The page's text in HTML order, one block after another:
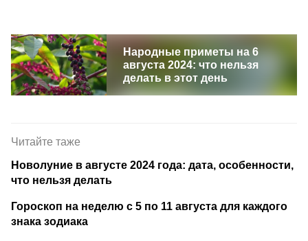
Народные приметы на 6
августа 2024: что нельзя
делать в этот день
Читайте таже
Новолуние в августе 2024 года: дата, особенности,
что нельзя делать
Гороскоп на неделю с 5 по 11 августа для каждого
знака зодиака